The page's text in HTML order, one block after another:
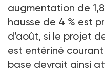
augmentation de 1,8
hausse de 4 % est
d’août, si le projet
est entériné
base devrait ainsi